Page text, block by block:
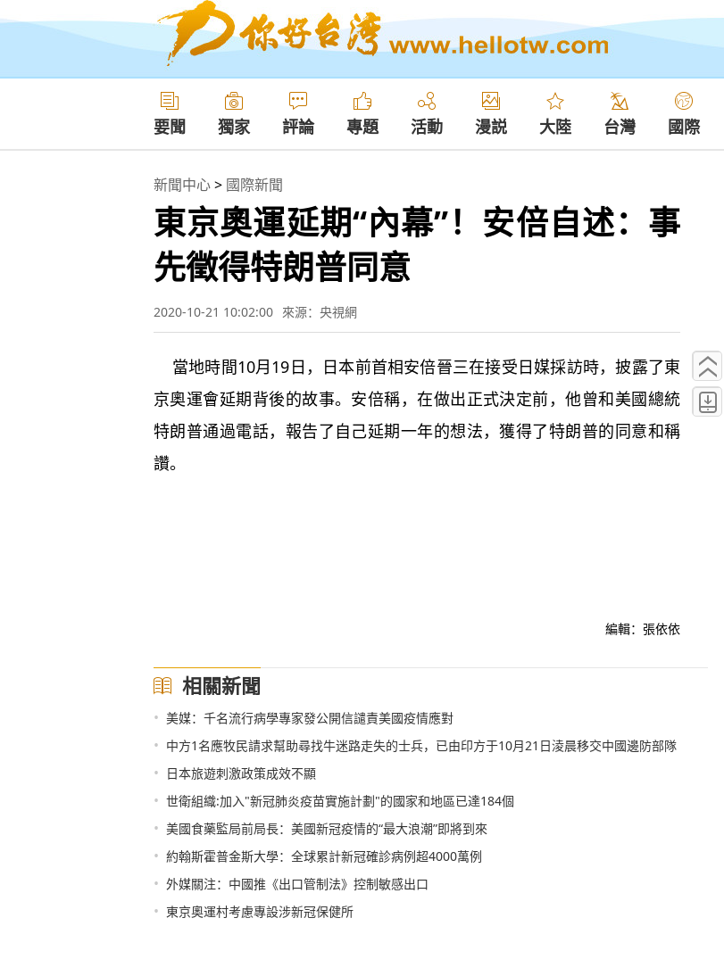
要聞 獨家 評論 專題 活動 漫説 大陸 台灣 國際
新聞中心> 國際新聞
東京奧運延期“內幕”！安倍自述：事
先徵得特朗普同意
2020-10-21 10:02:00 來源：央視網
當地時間10月19日，日本前首相安倍晉三在接受日媒採訪時，披露了東
京奧運會延期背後的故事。安倍稱，在做出正式決定前，他曾和美國總統
特朗普通過電話，報告了自己延期一年的想法，獲得了特朗普的同意和稱
讚。
編輯：張依依
相關新聞
• 美媒：千名流行病學專家發公開信譴責美國疫情應對
• 中方1名應牧民請求幫助尋找牛迷路走失的士兵，已由印方于10月21日淩晨移交中國邊防部隊
• 日本旅遊刺激政策成效不顯
• 世衛組織:加入"新冠肺炎疫苗實施計劃"的國家和地區已達184個
• 美國食藥監局前局長：美國新冠疫情的“最大浪潮”即將到來
• 約翰斯霍普金斯大學：全球累計新冠確診病例超4000萬例
• 外媒關注：中國推《出口管制法》控制敏感出口
• 東京奧運村考慮專設涉新冠保健所